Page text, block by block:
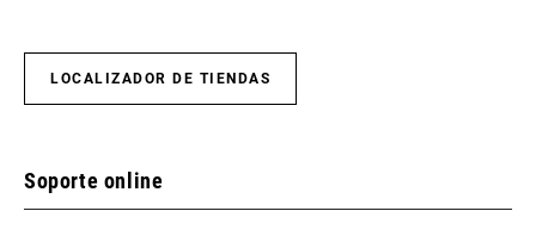
LOCALIZADOR DE TIENDAS
Soporte online